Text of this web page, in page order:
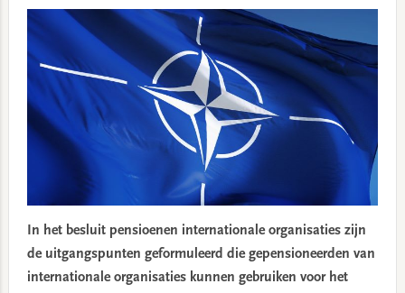
In het besluit pensioenen internationale organisaties zijn
de uitgangspunten geformuleerd die gepensioneerden van
internationale organisaties kunnen gebruiken voor het